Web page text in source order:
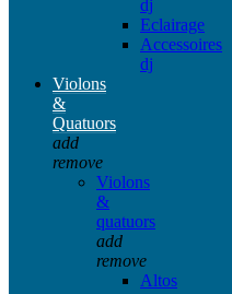
dj
Eclairage
Accessoires
dj
Violons
&
Quatuors
add
remove
Violons
&
quatuors
add
remove
Altos